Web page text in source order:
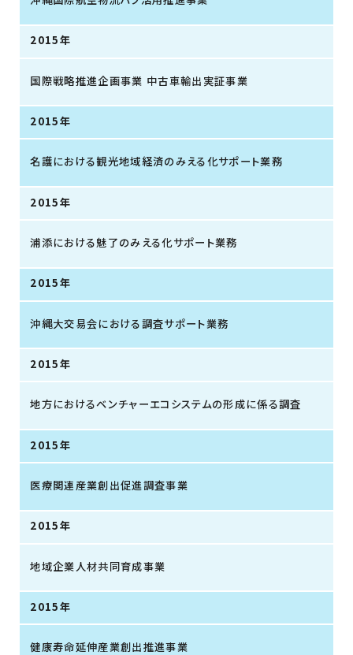
2015年
国際戦略推進企画事業 中古車輸出実証事業
2015年
名護における観光地域経済のみえる化サポート業務
2015年
浦添における魅了のみえる化サポート業務
2015年
沖縄大交易会における調査サポート業務
2015年
地方におけるベンチャーエコシステムの形成に係る調査
2015年
医療関連産業創出促進調査事業
2015年
地域企業人材共同育成事業
2015年
健康寿命延伸産業創出推進事業